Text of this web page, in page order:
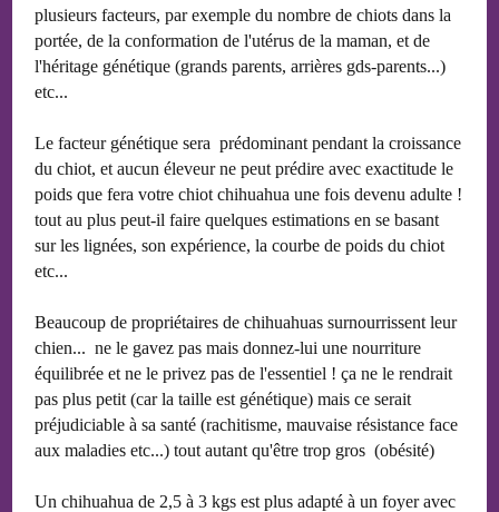
plusieurs facteurs, par exemple du nombre de chiots dans la
portée, de la conformation de l'utérus de la maman, et de
l'héritage génétique (grands parents, arrières gds-parents...)
etc...
Le facteur génétique sera prédominant pendant la croissance
du chiot, et aucun éleveur ne peut prédire avec exactitude le
poids que fera votre chiot chihuahua une fois devenu adulte !
tout au plus peut-il faire quelques estimations en se basant
sur les lignées, son expérience, la courbe de poids du chiot
etc...
Beaucoup de propriétaires de chihuahuas surnourrissent leur
chien... ne le gavez pas mais donnez-lui une nourriture
équilibrée et ne le privez pas de l'essentiel ! ça ne le rendrait
pas plus petit (car la taille est génétique) mais ce serait
préjudiciable à sa santé (rachitisme, mauvaise résistance face
aux maladies etc...) tout autant qu'être trop gros (obésité)
Un chihuahua de 2,5 à 3 kgs est plus adapté à un foyer avec